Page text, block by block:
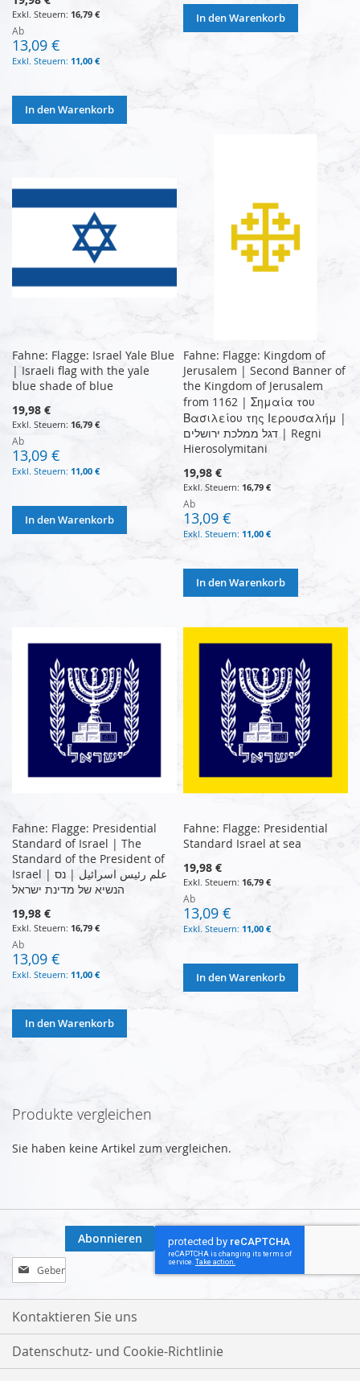
16,79 €
Ab
13,09 €
11,00 €
In den Warenkorb
In den Warenkorb
Fahne: Flagge: Israel Yale Blue
| Israeli flag with the yale
blue shade of blue
19,98 €
16,79 €
Ab
13,09 €
11,00 €
In den Warenkorb
Fahne: Flagge: Kingdom of
Jerusalem | Second Banner of
the Kingdom of Jerusalem
from 1162 | Σημαία του
Βασιλείου της Ιερουσαλήμ |
דגל ממלכת ירושלים | Regni
Hierosolymitani
19,98 €
16,79 €
Ab
13,09 €
11,00 €
In den Warenkorb
Fahne: Flagge: Presidential
Standard of Israel | The
Standard of the President of
Israel | علم رئيس اسرائيل | נס
הנשיא של מדינת ישראל
19,98 €
16,79 €
Ab
13,09 €
11,00 €
In den Warenkorb
Fahne: Flagge: Presidential
Standard Israel at sea
19,98 €
16,79 €
Ab
13,09 €
11,00 €
In den Warenkorb
Produkte vergleichen
Sie haben keine Artikel zum vergleichen.
Melden
Sie
sich
für
Newsletter
an:
Abonnieren
Kontaktieren Sie uns
Datenschutz- und Cookie-Richtlinie